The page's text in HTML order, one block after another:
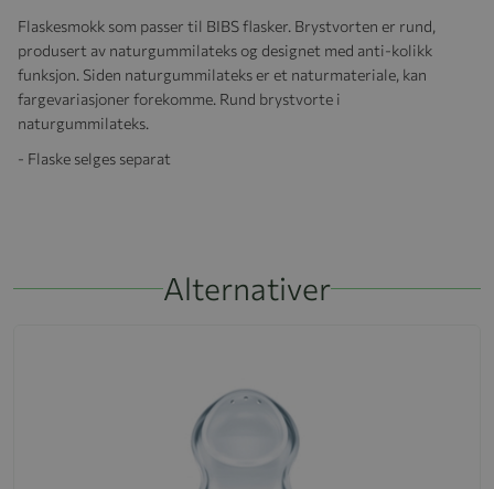
Flaskesmokk som passer til BIBS flasker. Brystvorten er rund,
produsert av naturgummilateks og designet med anti-kolikk
funksjon. Siden naturgummilateks er et naturmateriale, kan
fargevariasjoner forekomme. Rund brystvorte i
naturgummilateks.
- Flaske selges separat
Alternativer